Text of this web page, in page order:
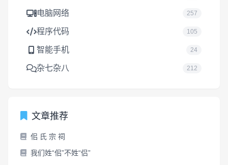
电脑网络 257
程序代码 105
智能手机 24
杂七杂八 212
文章推荐
佀 氏 宗 祠
我们姓“佀”不姓“侣”